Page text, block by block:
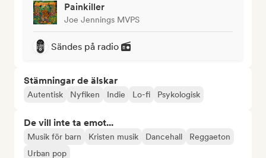
Painkiller
Joe Jennings MVPS
Sändes på radio
Stämningar de älskar
Autentisk Nyfiken Indie Lo-fi Psykologisk
De vill inte ta emot...
Musik för barn Kristen musik Dancehall
Reggaeton
Urban pop